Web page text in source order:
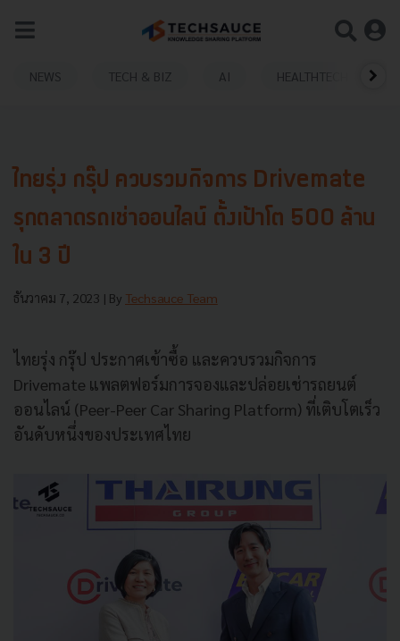
NEWS TECH & BIZ AI HEALTHTECH
ไทยรุ่ง กรุ๊ป ควบรวมกิจการ Drivemate
รุกตลาดรถเช่าออนไลน์ ตั้งเป้าโต 500 ล้าน
ใน 3 ปี
ธันวาคม 7, 2023 | By Techsauce Team
ไทยรุ่ง กรุ๊ป ประกาศเข้าซื้อ และควบรวมกิจการ
Drivemate แพลตฟอร์มการจองและปล่อยเช่ารถยนต์
ออนไลน์ (Peer-Peer Car Sharing Platform) ที่เติบโตเร็ว
อันดับหนึ่งของประเทศไทย